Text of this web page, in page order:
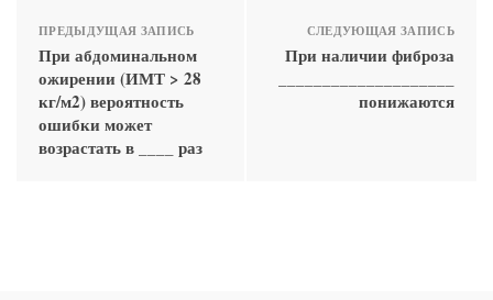
ПРЕДЫДУЩАЯ ЗАПИСЬ
При абдоминальном
ожирении (ИМТ > 28
кг/м2) вероятность
ошибки может
возрастать в ____ раз
СЛЕДУЮЩАЯ ЗАПИСЬ
При наличии фиброза
понижаются